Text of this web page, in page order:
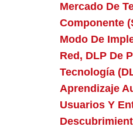
Mercado De
Componente
Modo De
Red, DLP De
Tecnología
Aprendizaje
Usuarios Y